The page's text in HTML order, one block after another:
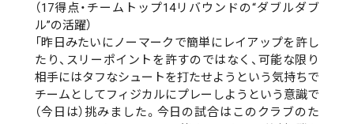
（17得点・チームトップ14リバウンドの“ダブルダブ
ル”の活躍）
「昨日みたいにノーマークで簡単にレイアップを許し
たり、スリーポイントを許すのではなく、可能な限り
相手にはタフなシュートを打たせようという気持ちで
チームとしてフィジカルにプレーしようという意識で
（今日は）挑みました。今日の試合はこのクラブのた